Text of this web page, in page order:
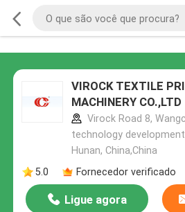
VIROCK TEXTILE
MACHINERY CO.,LTD
Virock Road 8,
technology
Hunan, China,China
5.0
Fornecedor verificado
Ligue agora